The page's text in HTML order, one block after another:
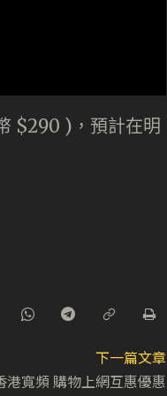
$290 )，預計在明
下一篇文章
寬頻 購物上網互惠優惠